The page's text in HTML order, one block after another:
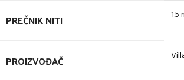
PREČNIK NITI 1.5
PROIZVOĐAČ